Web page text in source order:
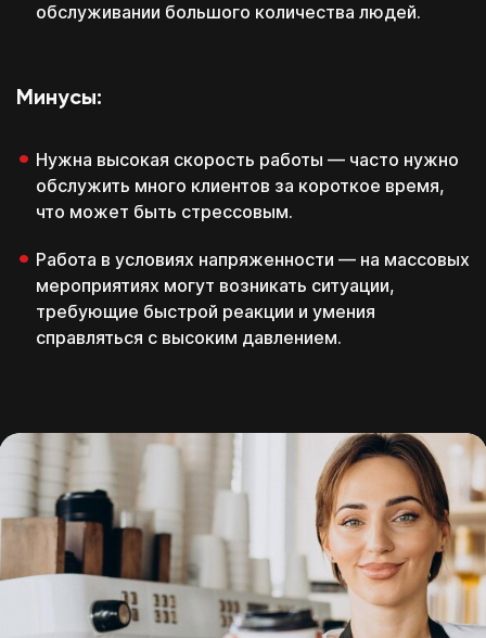
обслуживании большого количества людей.
Минусы:
Нужна высокая скорость работы — часто нужно
обслужить много клиентов за короткое время,
что может быть стрессовым.
Работа в условиях напряженности — на массовых
мероприятиях могут возникать ситуации,
требующие быстрой реакции и умения
справляться с высоким давлением.